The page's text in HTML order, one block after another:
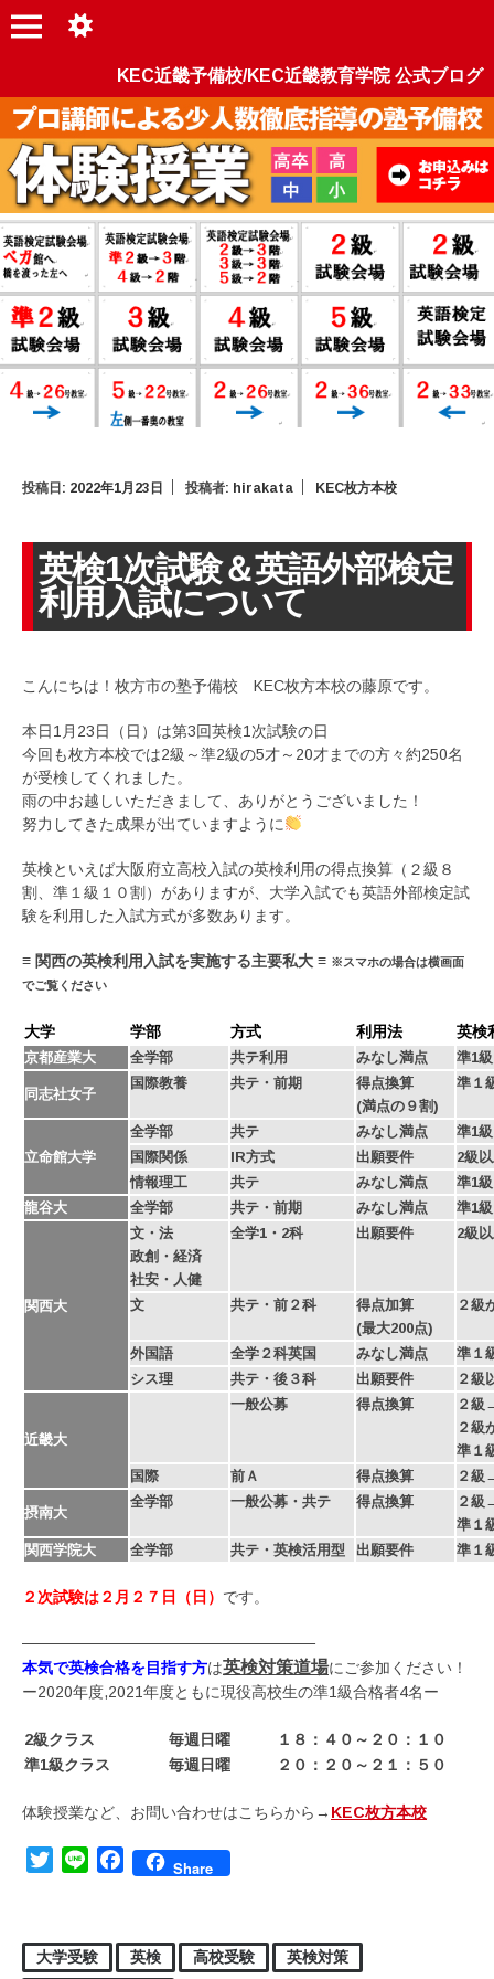
KEC近畿予備校/KEC近畿教育学院 公式ブログ
投稿日: 2022年1月23日 投稿者: hirakata KEC枚方本校
英検1次試験＆英語外部検定
利用入試について
こんにちは！枚方市の塾予備校 KEC枚方本校の藤原です。
本日1月23日（日）は第3回英検1次試験の日
今回も枚方本校では2級～準2級の5才～20才までの方々約250名
が受検してくれました。
雨の中お越しいただきまして、ありがとうございました！
努力してきた成果が出ていますように
英検といえば大阪府立高校入試の英検利用の得点換算（２級８
割、準１級１０割）がありますが、大学入試でも英語外部検定試
験を利用した入試方式が多数あります。
≡ 関西の英検利用入試を実施する主要私大 ≡ ※スマホの場合は横画面
でご覧ください
大学 学部 方式 利用法 英検
京都産業大 全学部 共テ利用 みなし満点 準1
同志社女子
国際教養 共テ・前期
得点換算
(満点の９割)
準１
立命館大学
全学部 共テ みなし満点
準1
国際関係
IR方式 出願要件
2級
情報理工
共テ みなし満点
準1
龍谷大
全学部 共テ・前期 みなし満点 準1
関西大
文・法
政創・ 経済
社安・人健
全学1・2科 出願要件 2級
文 共テ・前２科
得点加算
(最大200点)
２級
外国語 全学２科英国 みなし満点
準１
シス理
共テ・後３科 出願要件 ２級
近畿大
一般公募 得点換算
２級
２級
準１
国際
前Ａ 得点換算 ２級
摂南大
全学部 一般公募・共テ 得点換算
２級
準１
関西学院大
全学部 共テ・英検活用型 出願要件 準１
２次試験は２月２７日（日） です。
———————————————————
本気で英検合格を目指す方は英検対策道場にご参加ください！
ー2020年度,2021年度ともに現役高校生の準1級合格者4名ー
2級クラス 毎週日曜
１８：４０～２０：１０
準1級クラス
毎週日曜 ２０：２０～２１：５０
体験授業など、お問い合わせはこちらから→ KEC枚方本校
TwitterLine FacebookShare
大学受験 英検 高校受験 英検対策